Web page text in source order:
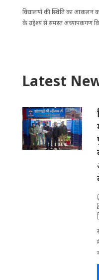
विद्यालयों की ​स्थिति का
के उद्देश्य से समस्त अध्यापकगण
Latest